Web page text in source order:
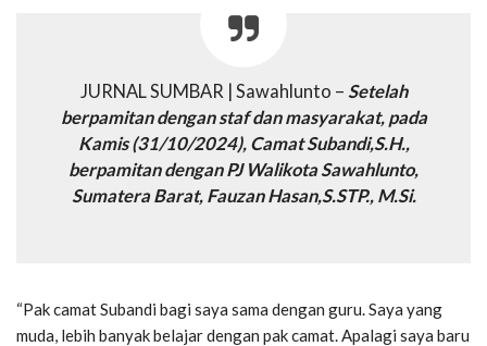
JURNAL SUMBAR | Sawahlunto – Setelah
berpamitan dengan staf dan masyarakat, pada
Kamis (31/10/2024), Camat Subandi,S.H.,
berpamitan dengan PJ Walikota Sawahlunto,
Sumatera Barat, Fauzan Hasan,S.STP., M.Si.
“Pak camat Subandi bagi saya sama dengan guru. Saya yang
muda, lebih banyak belajar dengan pak camat. Apalagi saya baru